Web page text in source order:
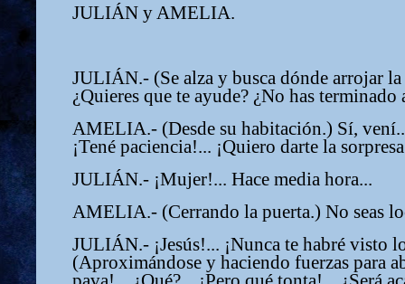
JULIÁN y AMELIA.
JULIÁN.- (Se alza y busca dónde arrojar
¿Quieres que te ayude? ¿No has terminado
AMELIA.- (Desde su habitación.) Sí,
¡Tené paciencia!... ¡Quiero darte la
JULIÁN.- ¡Mujer!... Hace media hora...
AMELIA.- (Cerrando la puerta.) No seas
JULIÁN.- ¡Jesús!... ¡Nunca te habré visto
(Aproximándose y haciendo fuerzas para